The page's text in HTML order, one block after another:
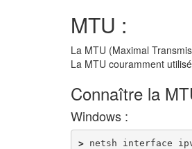
MTU :
La MTU (Maximal
La MTU couramment
Connaître la
Windows :
> netsh interface